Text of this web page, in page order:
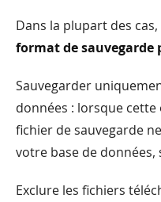
Dans la plupart des
format de sauvegarde
Sauvegarder
données : lorsque
fichier de sauvegarde
votre base de données,
Exclure les fichiers